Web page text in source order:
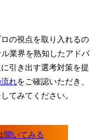
の視点を取り入れるの
業界を熟知したアドバ
引き出す選考対策を提
れをご確認いただき、
てみてください。